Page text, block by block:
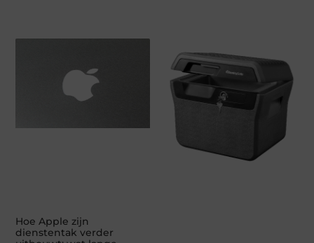
Hoe Apple zijn
dienstentak verder